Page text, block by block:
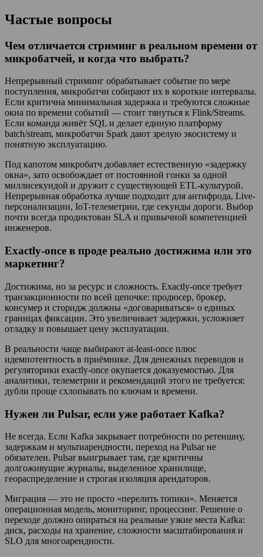
Частые вопросы
Чем отличается стриминг в реальном времени от
микробатчей, и когда что выбрать?
Непрерывный стриминг обрабатывает событие по мере
поступления, микробатчи собирают их в короткие интервалы.
Если критична минимальная задержка и требуются сложные
окна по времени событий — стоит тянуться к Flink/Streams.
Если команда живёт SQL и делает единую платформу
batch/stream, микробатчи Spark дают зрелую экосистему и
понятную эксплуатацию.
Под капотом микробатч добавляет естественную «задержку
окна», зато освобождает от постоянной гонки за одной
миллисекундой и дружит с существующей ETL-культурой.
Непрерывная обработка лучше подходит для антифрода, Live-
персонализации, IoT-телеметрии, где секунды дороги. Выбор
почти всегда продиктован SLA и привычной компетенцией
инженеров.
Exactly-once в проде реально достижима или это
маркетинг?
Достижима, но за ресурс и сложность. Exactly-once требует
транзакционности по всей цепочке: продюсер, брокер,
консумер и сторидж должны «договариваться» о единых
границах фиксации. Это увеличивает задержки, усложняет
отладку и повышает цену эксплуатации.
В реальности чаще выбирают at-least-once плюс
идемпотентность в приёмнике. Для денежных переводов и
регуляторики exactly-once окупается доказуемостью. Для
аналитики, телеметрии и рекомендаций этого не требуется:
дубли проще схлопывать по ключам и времени.
Нужен ли Pulsar, если уже работает Kafka?
Не всегда. Если Kafka закрывает потребности по ретеншну,
задержкам и мультиарендности, переход на Pulsar не
обязателен. Pulsar выигрывает там, где критичны
долгоживущие журналы, выделенное хранилище,
геораспределение и строгая изоляция арендаторов.
Миграция — это не просто «перелить топики». Меняется
операционная модель, мониторинг, процессинг. Решение о
переходе должно опираться на реальные узкие места Kafka:
диск, расходы на хранение, сложности масштабирования и
SLO для многоарендности.